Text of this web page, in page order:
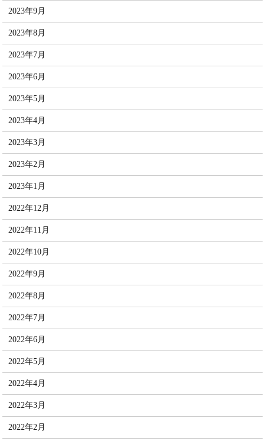
2023年9月
2023年8月
2023年7月
2023年6月
2023年5月
2023年4月
2023年3月
2023年2月
2023年1月
2022年12月
2022年11月
2022年10月
2022年9月
2022年8月
2022年7月
2022年6月
2022年5月
2022年4月
2022年3月
2022年2月